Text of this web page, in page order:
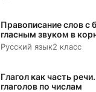
Правописание слов с
гласным звуком в
Русский язык2 класс
Глагол как часть
глаголов по числам